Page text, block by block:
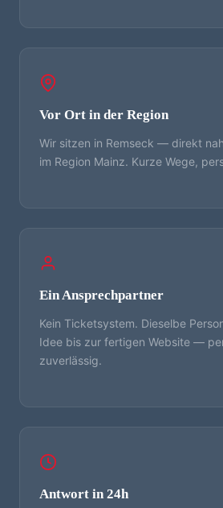
Vor Ort in der Region
Wir sitzen in Remseck — direkt
im Region Mainz. Kurze Wege,
Ein Ansprechpartner
Kein Ticketsystem. Dieselbe
Idee bis zur fertigen Website —
zuverlässig.
Antwort in 24h